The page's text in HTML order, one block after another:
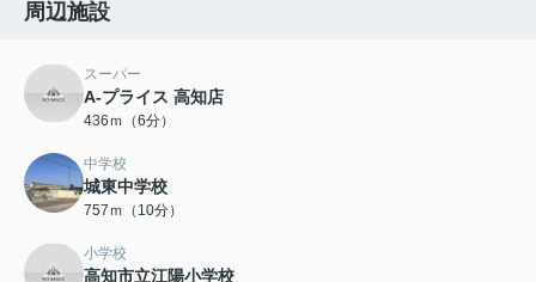
周辺施設
スーパー
A-プライス 高知店
436ｍ（6分）
中学校
城東中学校
757ｍ（10分）
小学校
高知市立江陽小学校